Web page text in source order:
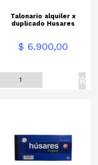
Talonario alquiler x
duplicado Husares
Precio$ 6.900,00